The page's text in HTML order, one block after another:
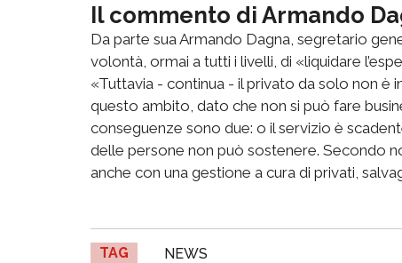
Il commento di Armando
Da parte sua Armando Dagna, segretario
volontà, ormai a tutti i livelli, di «liquidare
«Tuttavia - continua - il privato da solo non è
questo ambito, dato che non si può fare
conseguenze sono due: o il servizio è
delle persone non può sostenere. Secondo
anche con una gestione a cura di privati,
TAG NEWS